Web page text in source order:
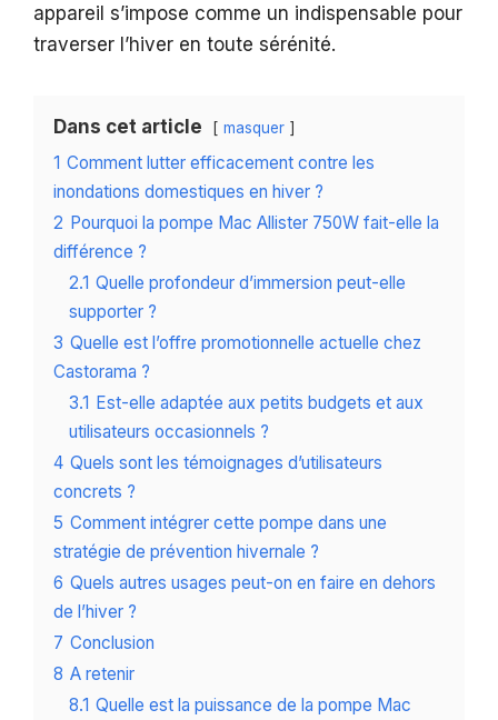
appareil s’impose comme un indispensable pour
traverser l’hiver en toute sérénité.
Dans cet article masquer
1 Comment lutter efficacement contre les
inondations domestiques en hiver ?
2 Pourquoi la pompe Mac Allister 750W fait-elle la
différence ?
2.1 Quelle profondeur d’immersion peut-elle
supporter ?
3 Quelle est l’offre promotionnelle actuelle chez
Castorama ?
3.1 Est-elle adaptée aux petits budgets et aux
utilisateurs occasionnels ?
4 Quels sont les témoignages d’utilisateurs
concrets ?
5 Comment intégrer cette pompe dans une
stratégie de prévention hivernale ?
6 Quels autres usages peut-on en faire en dehors
de l’hiver ?
7 Conclusion
8 A retenir
8.1 Quelle est la puissance de la pompe Mac